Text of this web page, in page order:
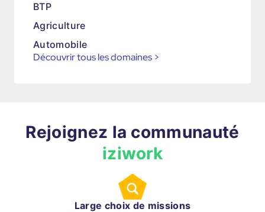
BTP
Agriculture
Automobile
Découvrir tous les domaines >
Rejoignez la communauté
iziwork
Large choix de missions